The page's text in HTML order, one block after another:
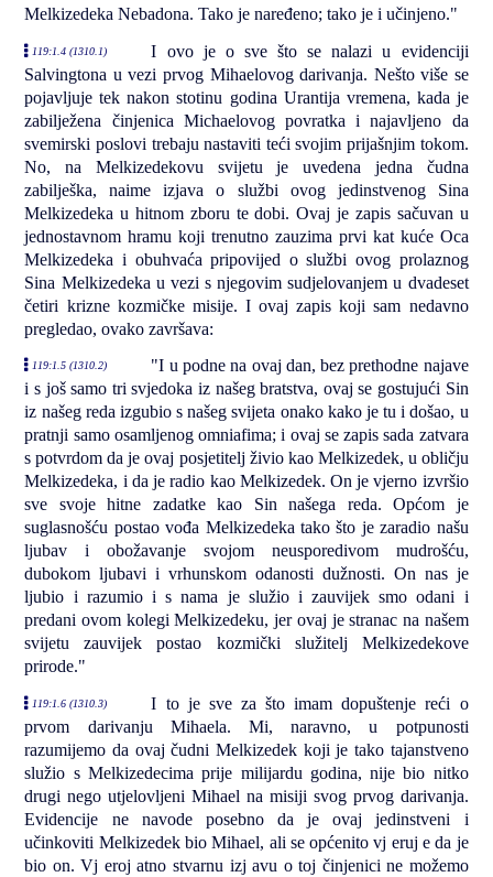
Melkizedeka Nebadona. Tako je naređeno; tako je i učinjeno."
119:1.4 (1310.1)
I ovo je o sve što se nalazi u evidenciji
Salvingtona u vezi prvog Mihaelovog darivanja. Nešto više se
pojavljuje tek nakon stotinu godina Urantija vremena, kada je
zabilježena činjenica Michaelovog povratka i najavljeno da
svemirski poslovi trebaju nastaviti teći svojim prijašnjim tokom.
No, na Melkizedekovu svijetu je uvedena jedna čudna
zabilješka, naime izjava o službi ovog jedinstvenog Sina
Melkizedeka u hitnom zboru te dobi. Ovaj je zapis sačuvan u
jednostavnom hramu koji trenutno zauzima prvi kat kuće Oca
Melkizedeka i obuhvaća pripovijed o službi ovog prolaznog
Sina Melkizedeka u vezi s njegovim sudjelovanjem u dvadeset
četiri krizne kozmičke misije. I ovaj zapis koji sam nedavno
pregledao, ovako završava:
119:1.5 (1310.2)
"I u podne na ovaj dan, bez prethodne najave
i s još samo tri svjedoka iz našeg bratstva, ovaj se gostujući Sin
iz našeg reda izgubio s našeg svijeta onako kako je tu i došao, u
pratnji samo osamljenog omniafima; i ovaj se zapis sada zatvara
s potvrdom da je ovaj posjetitelj živio kao Melkizedek, u obličju
Melkizedeka, i da je radio kao Melkizedek. On je vjerno izvršio
sve svoje hitne zadatke kao Sin našega reda. Općom je
suglasnošću postao vođa Melkizedeka tako što je zaradio našu
ljubav i obožavanje svojom neusporedivom mudrošću,
dubokom ljubavi i vrhunskom odanosti dužnosti. On nas je
ljubio i razumio i s nama je služio i zauvijek smo odani i
predani ovom kolegi Melkizedeku, jer ovaj je stranac na našem
svijetu zauvijek postao kozmički služitelj Melkizedekove
prirode."
119:1.6 (1310.3)
I to je sve za što imam dopuštenje reći o
prvom darivanju Mihaela. Mi, naravno, u potpunosti
razumijemo da ovaj čudni Melkizedek koji je tako tajanstveno
služio s Melkizedecima prije milijardu godina, nije bio nitko
drugi nego utjelovljeni Mihael na misiji svog prvog darivanja.
Evidencije ne navode posebno da je ovaj jedinstveni i
učinkoviti Melkizedek bio Mihael, ali se općenito vj eruj e da je
bio on. Vj eroj atno stvarnu izj avu o toj činjenici ne možemo